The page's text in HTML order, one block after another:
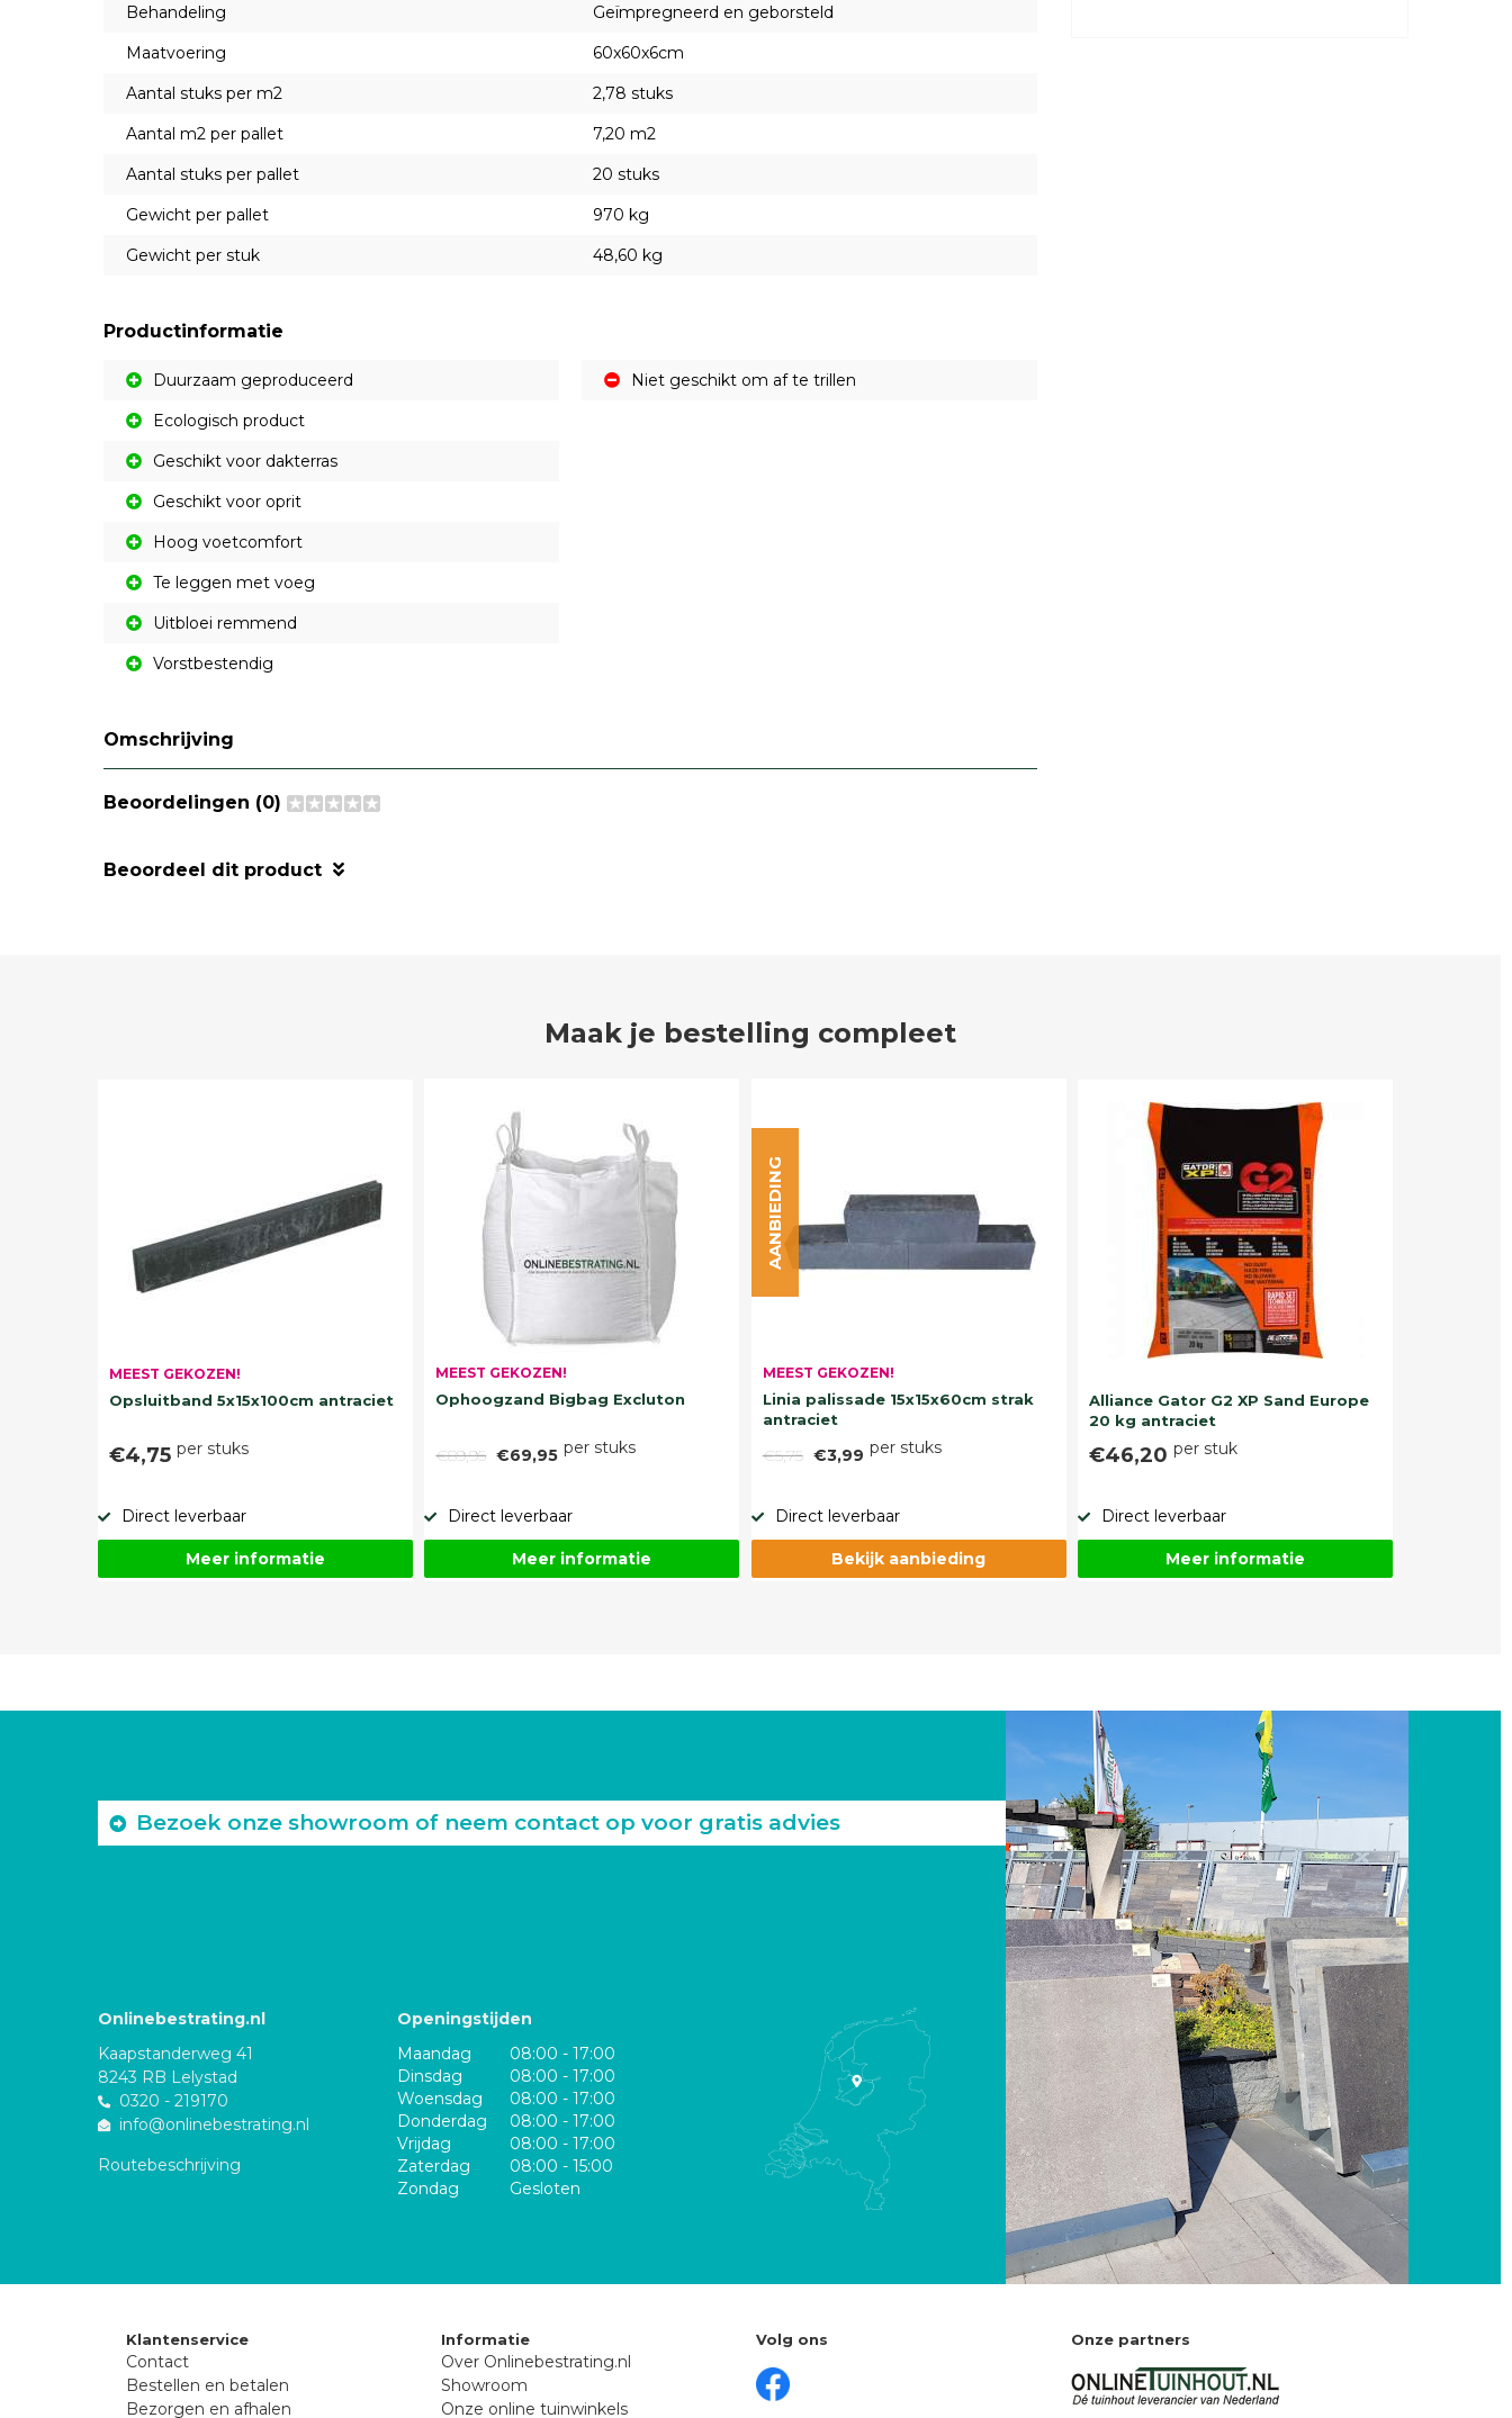
Behandeling
Geïmpregneerd en geborsteld
Maatvoering
60x60x6cm
Aantal stuks per m2
2,78 stuks
Aantal m2 per pallet
7,20 m2
Aantal stuks per pallet
20 stuks
Gewicht per pallet
970 kg
Gewicht per stuk
48,60 kg
Productinformatie
Duurzaam geproduceerd
Ecologisch product
Geschikt voor dakterras
Geschikt voor oprit
Hoog voetcomfort
Te leggen met voeg
Uitbloei remmend
Vorstbestendig
Niet geschikt om af te trillen
Omschrijving
Beoordelingen (0)
Beoordeel dit product
Maak je bestelling compleet
MEEST GEKOZEN!
Opsluitband 5x15x100cm antraciet
€4,75 per stuks
Direct leverbaar
Meer informatie
MEEST GEKOZEN!
Ophoogzand Bigbag Excluton
€89,95 €69,95 per stuks
Direct leverbaar
Meer informatie
MEEST GEKOZEN!
Linia palissade 15x15x60cm strak
antraciet
€5,75 €3,99 per stuks
AANBIEDING
Direct leverbaar
Bekijk aanbieding
Alliance Gator G2 XP Sand Europe
20 kg antraciet
€46,20 per stuk
Direct leverbaar
Meer informatie
Bezoek onze showroom of neem contact op voor gratis advies
Onlinebestrating.nl
Kaapstanderweg 41
8243 RB Lelystad
0320 - 219170
info@onlinebestrating.nl
Routebeschrijving
Openingstijden
Maandag
08:00 - 17:00
Dinsdag
08:00 - 17:00
Woensdag
08:00 - 17:00
Donderdag
08:00 - 17:00
Vrijdag
08:00 - 17:00
Zaterdag
08:00 - 15:00
Zondag
Gesloten
Klantenservice
Contact
Bestellen en betalen
Bezorgen en afhalen
Informatie
Over Onlinebestrating.nl
Showroom
Onze online tuinwinkels
Volg ons Onze partners